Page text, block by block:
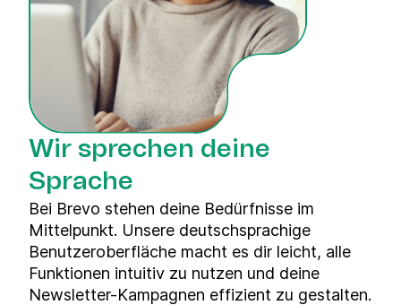
Wir sprechen deine
Sprache
Bei Brevo stehen deine Bedürfnisse im
Mittelpunkt. Unsere deutschsprachige
Benutzeroberfläche macht es dir leicht, alle
Funktionen intuitiv zu nutzen und deine
Newsletter-Kampagnen effizient zu gestalten.